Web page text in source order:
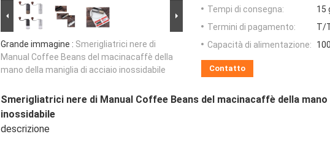
Grande immagine : Smerigliatrici nere di
Manual Coffee Beans del macinacaffè della
mano della maniglia di acciaio inossidabile
Tempi di consegna:
15
Termini di pagamento:
T/
Capacità di alimentazione:
Contatto
Smerigliatrici nere di Manual Coffee Beans del macinacaffè della
inossidabile
descrizione